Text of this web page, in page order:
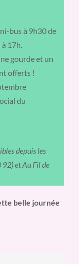
bus à 9h30 de
17h.
gourde et un
offerts !
du
depuis les
et Au Fil de
belle journée